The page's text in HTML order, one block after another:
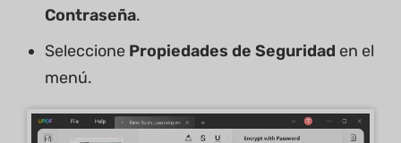
Contraseña.
Seleccione Propiedades de Seguridad en el
menú.